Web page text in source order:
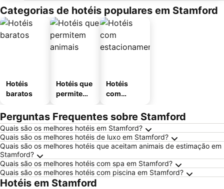
Categorias de hotéis populares em Stamford
Hotéis
baratos
Hotéis que
permitem
Hotéis
com
mento
Perguntas Frequentes sobre Stamford
Quais são os melhores hotéis em Stamford?
Quais são os melhores hotéis de luxo em Stamford?
Quais são os melhores hotéis que aceitam animais de estimação em
Stamford?
Quais são os melhores hotéis com spa em Stamford?
Quais são os melhores hotéis com piscina em Stamford?
Hotéis em Stamford